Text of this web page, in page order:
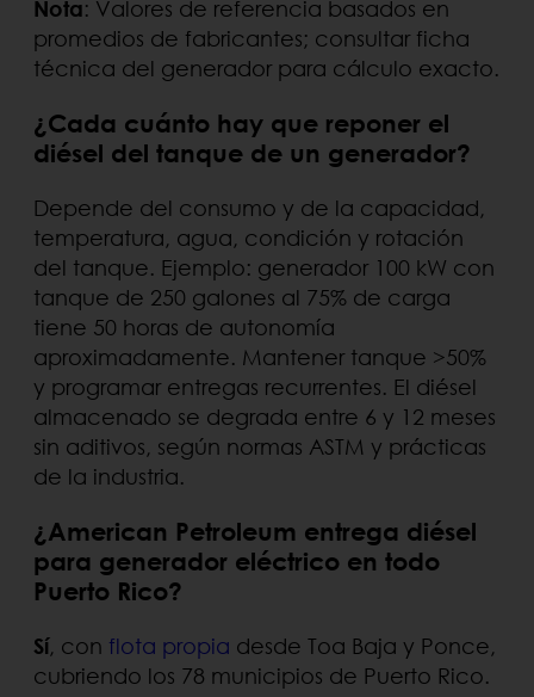
Nota: Valores de referencia basados en
promedios de fabricantes; consultar ficha
técnica del generador para cálculo exacto.
¿Cada cuánto hay que reponer el
diésel del tanque de un generador?
Depende del consumo y de la capacidad,
temperatura, agua, condición y rotación
del tanque. Ejemplo: generador 100 kW con
tanque de 250 galones al 75% de carga
tiene 50 horas de autonomía
aproximadamente. Mantener tanque >50%
y programar entregas recurrentes. El diésel
almacenado se degrada entre 6 y 12 meses
sin aditivos, según normas ASTM y prácticas
de la industria.
¿American Petroleum entrega diésel
para generador eléctrico en todo
Puerto Rico?
Sí, con flota propia desde Toa Baja y Ponce,
cubriendo los 78 municipios de Puerto Rico.